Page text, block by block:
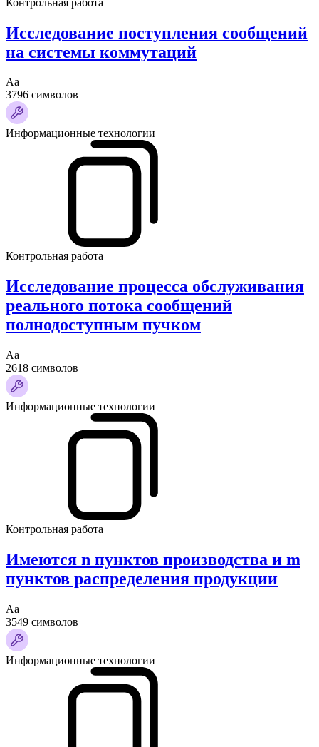
Исследование поступления сообщений
на системы коммутаций
Аа
3796 символов
Информационные технологии
Контрольная работа
Исследование процесса обслуживания
реального потока сообщений
полнодоступным пучком
Аа
2618 символов
Информационные технологии
Контрольная работа
Имеются n пунктов производства и m
пунктов распределения продукции
Аа
3549 символов
Информационные технологии